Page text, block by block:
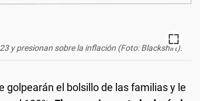
y presionan sobre la inflación (Foto: Blackshirt).
golpearán el bolsillo de las familias y le